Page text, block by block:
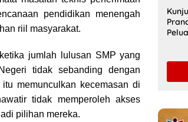
pendidikan menengah
riil masyarakat.
jumlah lulusan SMP yang
tidak sebanding dengan
memunculkan kecemasan di
tidak memperoleh akses
pilihan mereka.